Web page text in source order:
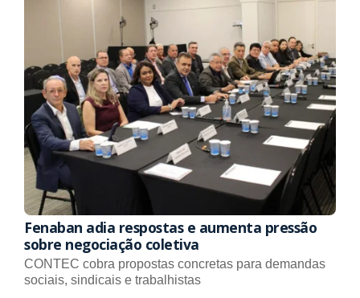
Fenaban adia respostas e aumenta pressão
sobre negociação coletiva
CONTEC cobra propostas concretas para demandas
sociais, sindicais e trabalhistas